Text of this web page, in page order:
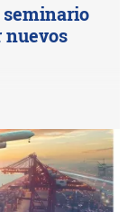
seminario
nuevos